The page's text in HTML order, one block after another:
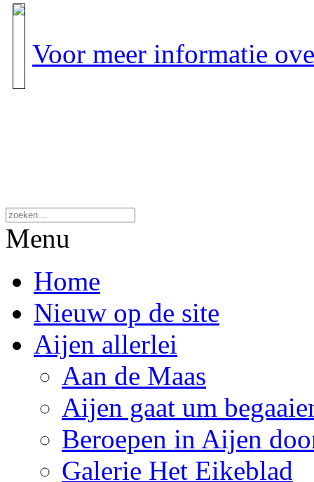
Voor meer informatie
Menu
Home
Nieuw op de site
Aijen allerlei
Aan de Maas
Aijen gaat um
Beroepen in Aijen
Galerie Het Eikeblad